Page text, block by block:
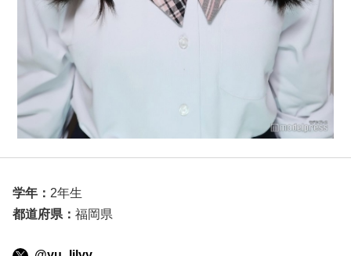
学年： 2年生
都道府県： 福岡県